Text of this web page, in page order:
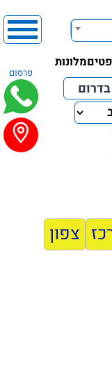
מלונות
פרסום
בדרום
צפון